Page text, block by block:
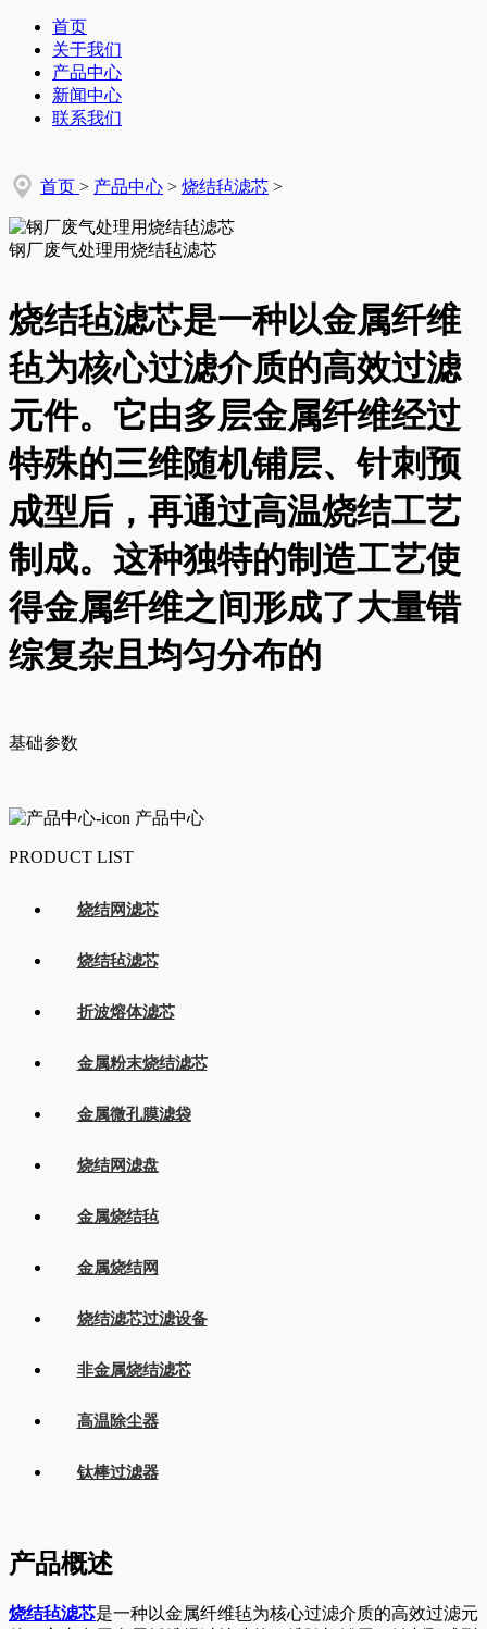
首页
关于我们
产品中心
新闻中心
联系我们
首页 > 产品中心 > 烧结毡滤芯 >
钢厂废气处理用烧结毡滤芯
烧结毡滤芯是一种以金属纤维
毡为核心过滤介质的高效过滤
元件。它由多层金属纤维经过
特殊的三维随机铺层、针刺预
成型后，再通过高温烧结工艺
制成。这种独特的制造工艺使
得金属纤维之间形成了大量错
综复杂且均匀分布的
基础参数
产品中心
PRODUCT LIST
烧结网滤芯
烧结毡滤芯
折波熔体滤芯
金属粉末烧结滤芯
金属微孔膜滤袋
烧结网滤盘
金属烧结毡
金属烧结网
烧结滤芯过滤设备
非金属烧结滤芯
高温除尘器
钛棒过滤器
产品概述
烧结毡滤芯是一种以金属纤维毡为核心过滤介质的高效过滤元